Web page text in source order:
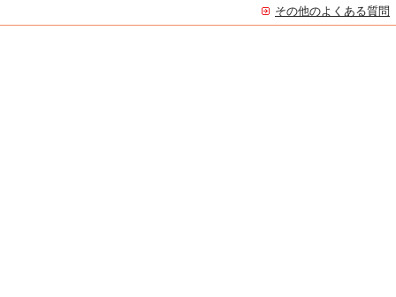
その他のよくある質問